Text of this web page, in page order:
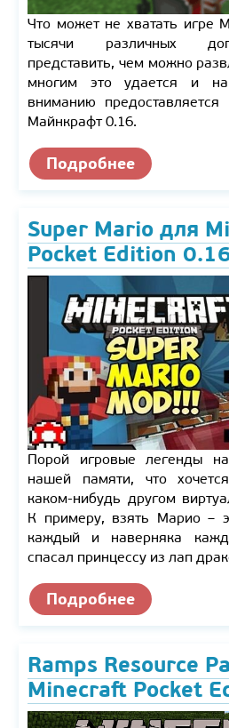
Что может не хватать игре
тысячи различных
представить, чем можно
многим это удается и
вниманию
Майнкрафт 0.16.
Подробнее
Super Mario для
Pocket Edition
Порой игровые легенды
нашей памяти, что
каком-нибудь другом
К примеру, взять Марио –
каждый и наверняка
спасал принцессу из лап
Подробнее
Ramps Resource
Minecraft Pocket